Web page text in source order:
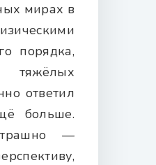
мирах в
порядка,
ответил
больше.
—